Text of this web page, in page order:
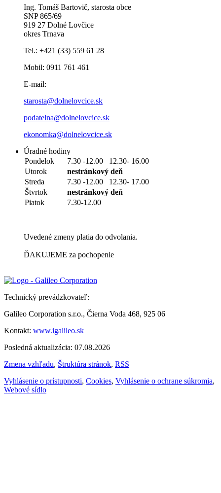
Ing. Tomáš Bartovič, starosta obce
SNP 865/69
919 27 Dolné Lovčice
okres Trnava
Tel.: +421 (33) 559 61 28
Mobil: 0911 761 461
E-mail:
starosta@dolnelovcice.sk
podatelna@dolnelovcice.sk
ekonomka@dolnelovcice.sk
Úradné hodiny
Pondelok
7.30 -12.00 12.30- 16.00
Utorok
nestránkový deň
Streda
7.30 -12.00 12.30- 17.00
Štvrtok
nestránkový deň
Piatok
7.30-12.00
Uvedené zmeny platia do odvolania.
ĎAKUJEME za pochopenie
Technický prevádzkovateľ:
Galileo Corporation s.r.o., Čierna Voda 468, 925 06
Kontakt: www.igalileo.sk
Posledná aktualizácia: 07.08.2026
Zmena vzhľadu, Štruktúra stránok, RSS
Vyhlásenie o prístupnosti, Cookies, Vyhlásenie o ochrane súkromia,
Webové sídlo